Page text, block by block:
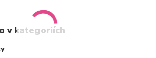
v kategoriích